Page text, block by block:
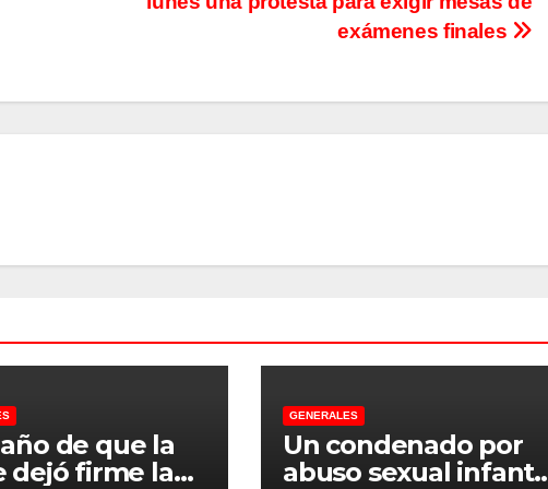
exámenes finales
de que la
dejó firme la
GENERALES
Un condenado por
abuso sexual infantil